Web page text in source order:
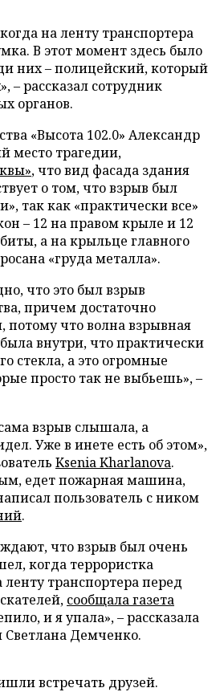
на ленту транспортера
В этот момент здесь было
них – полицейский, который
– рассказал сотрудник
органов.
«Высота 102.0» Александр
место трагедии,
, что вид фасада здания
о том, что взрыв был
так как «практически все»
– 12 на правом крыле и 12
а на крыльце главного
«груда металла».
что это был взрыв
причем достаточно
что волна взрывная
внутри, что практически
стекла, а это огромные
просто так не выбьешь», –
взрыв слышала, а
Уже в инете есть об этом»,
Ksenia Kharlanova.
едет пожарная машина,
пользователь с ником
.
что взрыв был очень
когда террористка
транспортера перед
сообщала газета
и я упала», – рассказала
Светлана Демченко.
встречать друзей.